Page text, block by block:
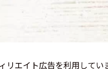
リエイト広告を利用してい